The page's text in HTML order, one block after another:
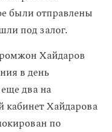
были отправлены
под залог.
Хайдаров
в день
два на
Хайдарова
по